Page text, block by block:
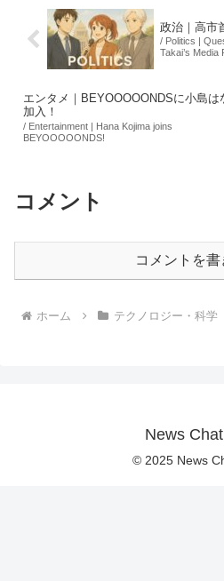
政治｜高市
/ Politics |
Takai’s Media
エンタメ｜BEYOOOOONDSに小島は
加入！
/ Entertainment | Hana Kojima joins
BEYOOOOONDS!
コメント
コメントを書
ホーム テクノロジー・科学
News
© 2025 News